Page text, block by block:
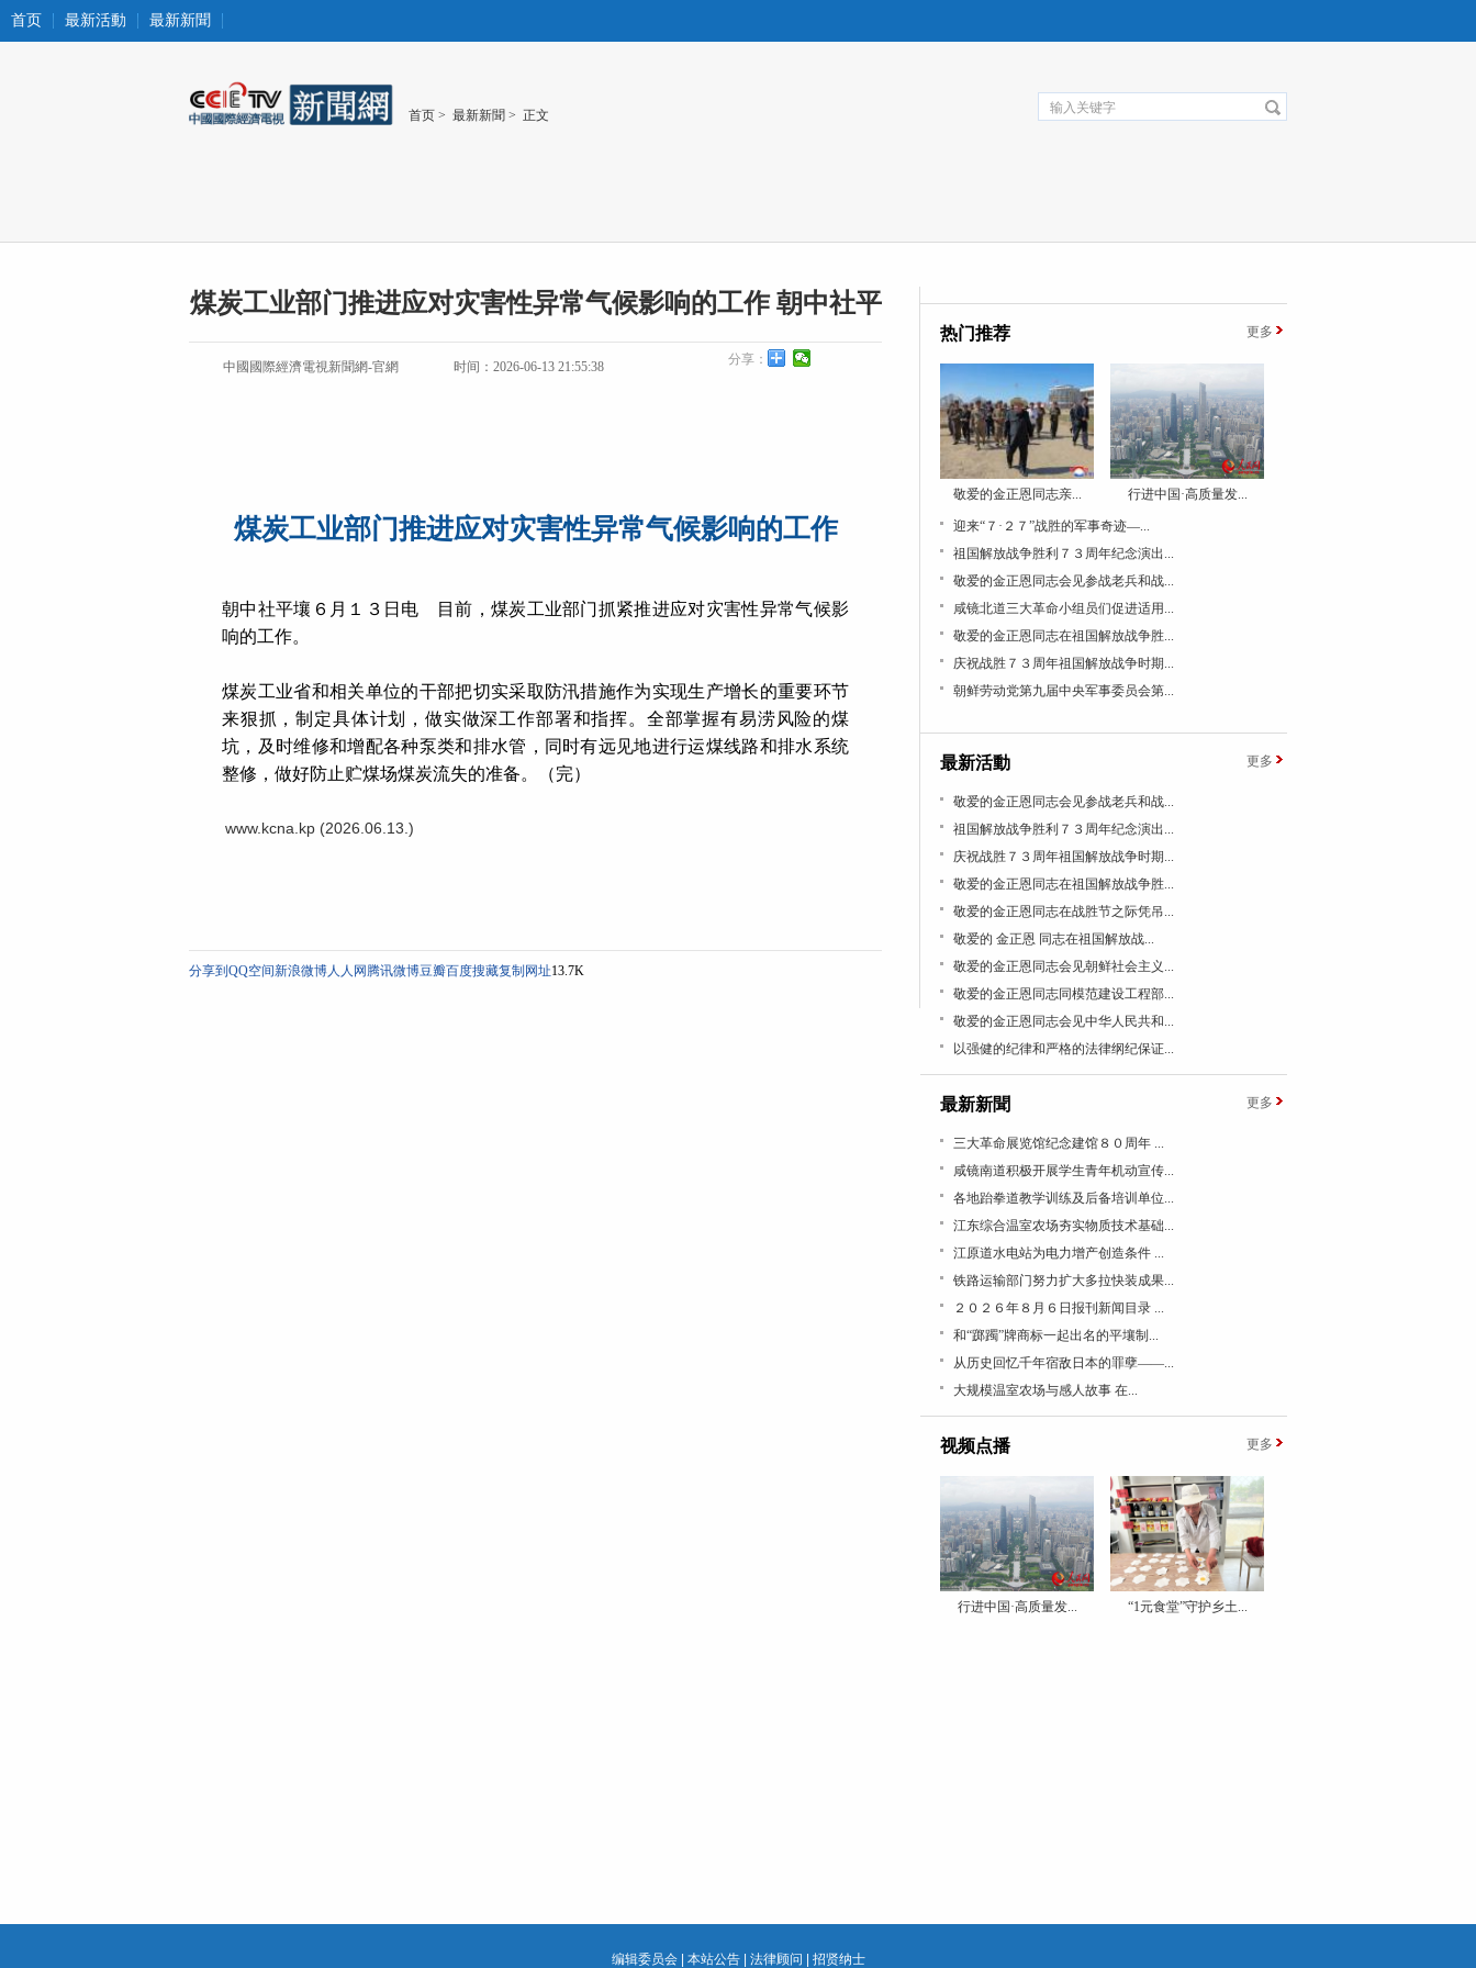
首页 最新活動 最新新聞
首页 > 最新新聞 > 正文
煤炭工业部门推进应对灾害性异常气候影响的工作 朝中社平
中國國際經濟電視新聞網-官網 时间：2026-06-13 21:55:38 分享：
煤炭工业部门推进应对灾害性异常气候影响的工作
朝中社平壤６月１３日电 目前，煤炭工业部门抓紧推进应对灾害性异常气候影
响的工作。
煤炭工业省和相关单位的干部把切实采取防汛措施作为实现生产增长的重要环节
来狠抓，制定具体计划，做实做深工作部署和指挥。全部掌握有易涝风险的煤
坑，及时维修和增配各种泵类和排水管，同时有远见地进行运煤线路和排水系统
整修，做好防止贮煤场煤炭流失的准备。（完）
www.kcna.kp (2026.06.13.)
分享到 QQ空间新浪微博人人网 腾讯微博豆瓣百度搜藏复制网址13.7K
热门推荐 更多
敬爱的金正恩同志亲... 行进中国·高质量发...
迎来“７·２７”战胜的军事奇迹―...
祖国解放战争胜利７３周年纪念演出...
敬爱的金正恩同志会见参战老兵和战...
咸镜北道三大革命小组员们促进适用...
敬爱的金正恩同志在祖国解放战争胜...
庆祝战胜７３周年祖国解放战争时期...
朝鲜劳动党第九届中央军事委员会第...
最新活動 更多
敬爱的金正恩同志会见参战老兵和战...
祖国解放战争胜利７３周年纪念演出...
庆祝战胜７３周年祖国解放战争时期...
敬爱的金正恩同志在祖国解放战争胜...
敬爱的金正恩同志在战胜节之际凭吊...
敬爱的 金正恩 同志在祖国解放战...
敬爱的金正恩同志会见朝鲜社会主义...
敬爱的金正恩同志同模范建设工程部...
敬爱的金正恩同志会见中华人民共和...
以强健的纪律和严格的法律纲纪保证...
最新新聞 更多
三大革命展览馆纪念建馆８０周年 ...
咸镜南道积极开展学生青年机动宣传...
各地跆拳道教学训练及后备培训单位...
江东综合温室农场夯实物质技术基础...
江原道水电站为电力增产创造条件 ...
铁路运输部门努力扩大多拉快装成果...
２０２６年８月６日报刊新闻目录 ...
和“踯躅”牌商标一起出名的平壤制...
从历史回忆千年宿敌日本的罪孽——...
大规模温室农场与感人故事 在...
视频点播 更多
行进中国·高质量发... “1元食堂”守护乡土...
编辑委员会| 本站公告| 法律顾问 招贤纳士